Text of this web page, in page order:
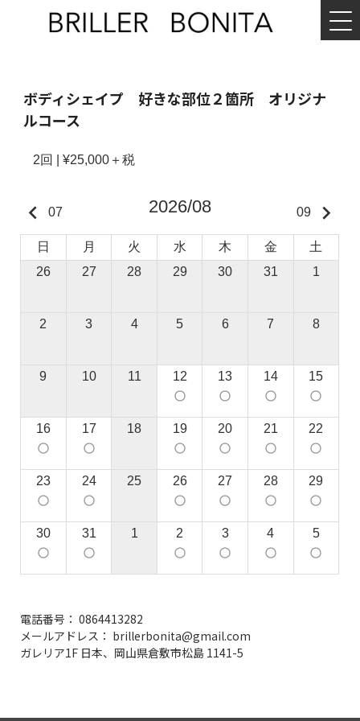
ボディシェイプ 好きな部位２箇所 オリジナ
ルコース​
2回 | ¥25,000＋税
keyboard_arrow_left 07 2026/08 09 keyboard_arrow_right
日 月 火 水 木 金
土
26
27 28 29 30 31 1
2 3 4 5 6 7 8
9 10 11 12
panorama_fish_eye
13
panorama_fish_eye
14
panorama_fish_eye
15
panorama_fish_eye
16
panorama_fish_eye
17
panorama_fish_eye
18 19
panorama_fish_eye
20
panorama_fish_eye
21
panorama_fish_eye
22
panorama_fish_eye
23
panorama_fish_eye
24
panorama_fish_eye
25 26
panorama_fish_eye
27
panorama_fish_eye
28
panorama_fish_eye
29
panorama_fish_eye
30
panorama_fish_eye
31
panorama_fish_eye
1 2
panorama_fish_eye
3
panorama_fish_eye
4
panorama_fish_eye
5
panorama_fish_eye
電話番号： 0864413282
メールアドレス： brillerbonita@gmail.com
ガレリア1F 日本、岡山県倉敷市松島 1141-5